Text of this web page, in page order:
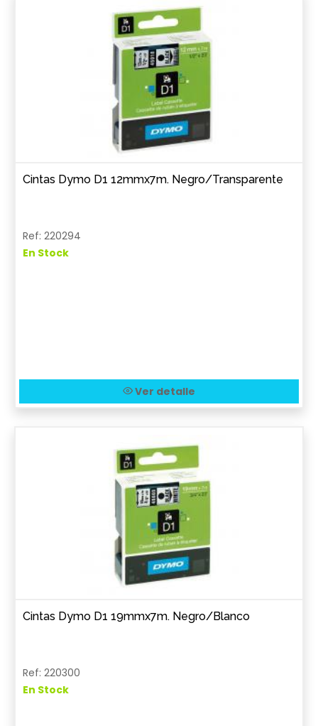
Cintas Dymo D1 12mmx7m. Negro/Transparente
Ref: 220294
En Stock
Ver detalle
Cintas Dymo D1 19mmx7m. Negro/Blanco
Ref: 220300
En Stock